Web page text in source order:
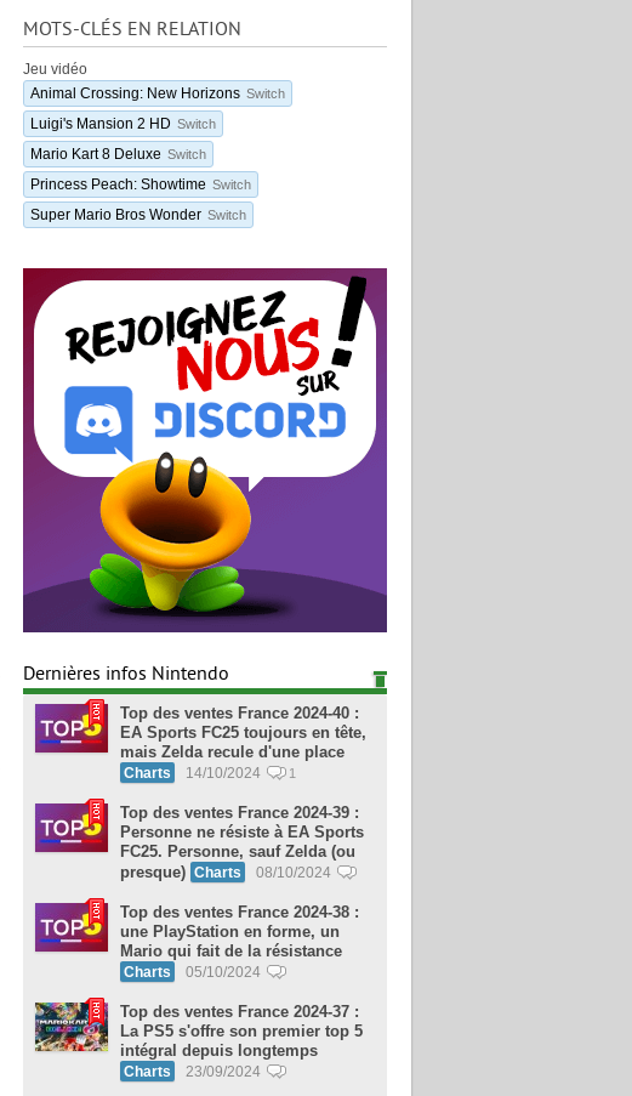
MOTS-CLÉS EN RELATION
Jeu vidéo
Animal Crossing: New Horizons Switch
Luigi's Mansion 2 HD Switch
Mario Kart 8 Deluxe Switch
Princess Peach: Showtime Switch
Super Mario Bros Wonder Switch
Dernières infos Nintendo
Top des ventes France 2024-40 :
EA Sports FC25 toujours en tête,
mais Zelda recule d'une place
Charts 14/10/2024 1
Top des ventes France 2024-39 :
Personne ne résiste à EA Sports
FC25. Personne, sauf Zelda (ou
presque) Charts 08/10/2024
Top des ventes France 2024-38 :
une PlayStation en forme, un
Mario qui fait de la résistance
Charts 05/10/2024
Top des ventes France 2024-37 :
La PS5 s'offre son premier top 5
intégral depuis longtemps
Charts 23/09/2024